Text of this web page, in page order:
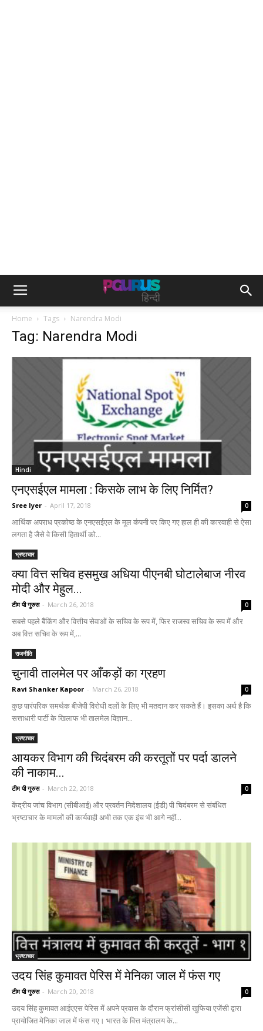
Home Tags Narendra Modi
Tag: Narendra Modi
Hindi
एनएसईएल मामला : किसके लाभ के लिए निर्मित?
Sree Iyer - April 17, 2018 0
आर्थिक अपराध प्रकोष्ठ के एनएसईएल के मूल कंपनी पर किए गए हाल ही की कारवाही से ऐसा
लगता है जैसे वे किसी हितार्थी को...
भ्रष्टाचार
क्या वित्त सचिव हसमुख अधिया पीएनबी घोटालेबाज नीरव
मोदी और मेहुल...
टीम पी गुरुस - March 26, 2018 0
सबसे पहले बैंकिंग और वित्तीय सेवाओं के सचिव के रूप में, फिर राजस्व सचिव के रूप में और
अब वित्त सचिव के रूप में,...
राजनीति
चुनावी तालमेल पर आँकड़ों का ग्रहण
Ravi Shanker Kapoor - March 26, 2018 0
कुछ पारंपरिक समर्थक बीजेपी विरोधी दलों के लिए भी मतदान कर सकते हैं। इसका अर्थ है कि
सत्ताधारी पार्टी के खिलाफ भी तालमेल विज्ञान...
भ्रष्टाचार
आयकर विभाग की चिदंबरम की करतूतों पर पर्दा डालने
की नाकाम...
टीम पी गुरुस - March 22, 2018 0
केंद्रीय जांच विभाग (सीबीआई) और प्रवर्तन निदेशालय (ईडी) पी चिदंबरम से संबंधित
भ्रष्टाचार के मामलों की कार्यवाही अभी तक एक इंच भी आगे नहीं...
भ्रष्टाचार
उदय सिंह कुमावत पेरिस में मेनिका जाल में फंस गए
टीम पी गुरुस - March 20, 2018 0
उदय सिंह कुमावत आईएएस पेरिस में अपने प्रवास के दौरान फ्रांसीसी खुफिया एजेंसी द्वारा
प्रायोजित मेनिका जाल में फंस गए। भारत के वित्त मंत्रालय के...